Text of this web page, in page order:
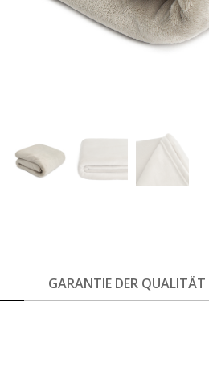
GARANTIE DER QUALITÄT